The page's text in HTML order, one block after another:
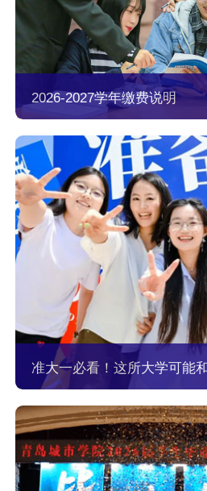
2026-2027学年缴费说明
准大一必看！这所大学可能